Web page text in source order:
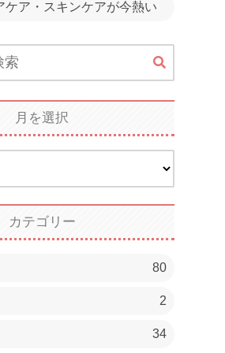
ケア・スキンケアが今熱い
月を選択
カテゴリー
80
2
34